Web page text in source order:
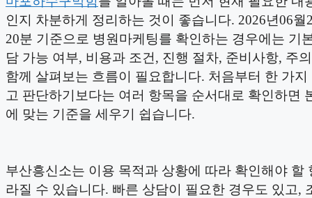
인지 차분하게 정리하는 것이 좋습니다. 2026년06월
20분 기준으로 병원마케팅를 확인하는 경우에는 기
담 가능 여부, 비용과 조건, 진행 절차, 준비사항, 주
함께 살펴보는 흐름이 필요합니다. 처음부터 한 가지
고 판단하기보다는 여러 항목을 순서대로 확인하면
에 맞는 기준을 세우기 쉽습니다.
부산흥신소는 이용 목적과 상황에 따라 확인해야 할
라질 수 있습니다. 빠른 상담이 필요한 경우도 있고,